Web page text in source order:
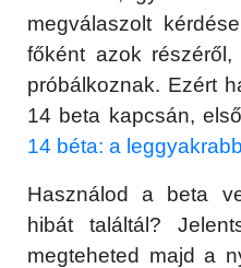
megválaszolt
főként azok
próbálkoznak. Ezért
14 beta kapcsán,
14 béta: a
Használod a beta
hibát találtál?
megteheted majd a